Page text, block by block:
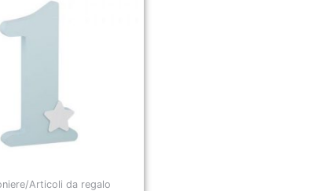
Articoli da regalo